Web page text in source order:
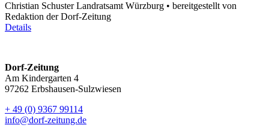
Christian Schuster Landratsamt Würzburg • bereitgestellt von
Redaktion der Dorf-Zeitung
Details
Dorf-Zeitung
Am Kindergarten 4
97262 Erbshausen-Sulzwiesen
+ 49 (0) 9367 99114
info@dorf-zeitung.de